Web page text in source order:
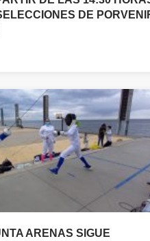
DE
ARENAS SIGUE